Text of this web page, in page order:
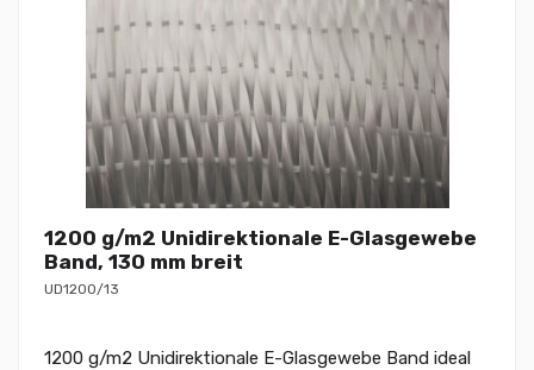
1200 g/m2 Unidirektionale E-Glasgewebe
Band, 130 mm breit
UD1200/13
1200 g/m2 Unidirektionale E-Glasgewebe Band ideal